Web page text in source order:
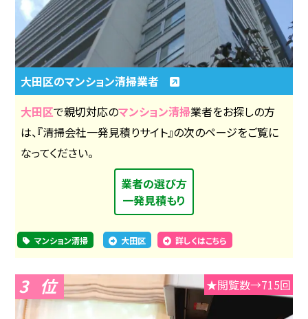
大田区のマンション清掃業者
大田区で親切対応のマンション清掃業者をお探しの方
は、『清掃会社一発見積りサイト』の次のページをご覧に
なってください。
業者の選び方
一発見積もり
マンション清掃 大田区 詳しくはこちら
3 ★閲覧数→715回